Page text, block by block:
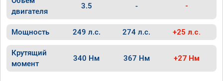
двигателя
3.5 - -
Мощность 249 л.с. 274 л.с. +25 л.с.
Крутящий
момент
340 Нм 367 Нм +27 Нм